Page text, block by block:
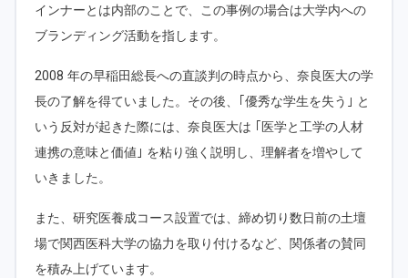
インナーとは内部のことで、この事例の場合は大学内への
ブランディング活動を指します。
2008 年の早稲田総長への直談判の時点から、奈良医大の学
長の了解を得ていました。その後、｢優秀な学生を失う｣ と
いう反対が起きた際には、奈良医大は ｢医学と工学の人材
連携の意味と価値｣ を粘り強く説明し、理解者を増やして
いきました。
また、研究医養成コース設置では、締め切り数日前の土壇
場で関西医科大学の協力を取り付けるなど、関係者の賛同
を積み上げています。